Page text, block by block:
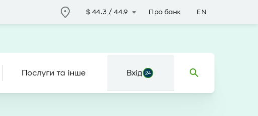
$ 44.3 / 44.9 Про банк EN
Послуги та інше Вхід